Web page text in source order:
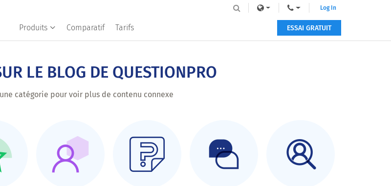
Produits Comparatif Tarifs
Log In
ESSAI GRATUIT
LE BLOG DE QUESTIONPRO
catégorie pour voir plus de contenu connexe